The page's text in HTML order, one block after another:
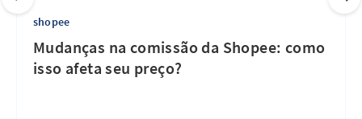
shopee
Mudanças na comissão da Shopee: como
isso afeta seu preço?